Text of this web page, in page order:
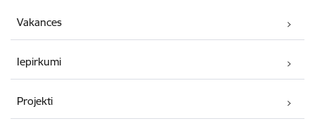
Vakances
Iepirkumi
Projekti